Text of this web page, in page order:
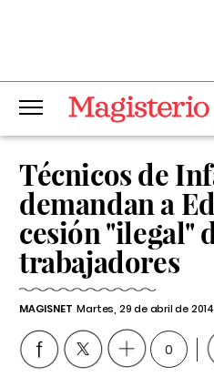
Técnicos de
demandan a
cesión "ilegal"
trabajadores
MAGISNET Martes, 29 de abril de 2014
0